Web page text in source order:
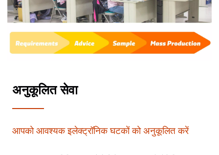
अनुकूलित सेवा
आपको आवश्यक इलेक्ट्रॉनिक घटकों को अनुकूलित करें